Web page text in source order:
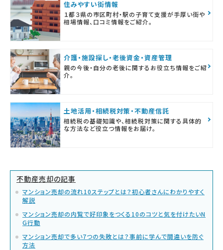
住みやすい街情報
１都３県の市区町村・駅の子育て支援が手厚い街や
相場情報、口コミ情報をご紹介。
介護・施設探し・老後資金・資産管理
親の今後・自分の老後に関するお役立ち情報をご紹
介。
土地活用・相続税対策・不動産信託
相続税の基礎知識や、相続税対策に関する具体的
な方法など役立つ情報をお届け。
不動産売却の記事
マンション売却の流れ10ステップとは？初心者さんにわかりやすく
解説
マンション売却の内覧で好印象をつくる10のコツと気を付けたいN
G行動
マンション売却で多い7つの失敗とは？事前に学んで間違いを防ぐ
方法